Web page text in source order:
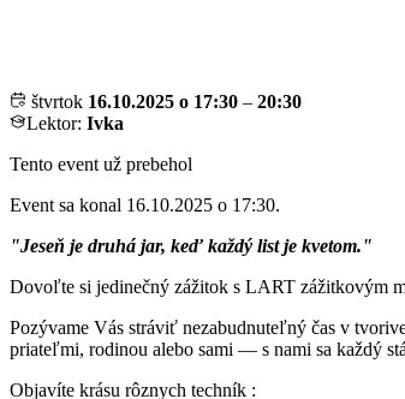
štvrtok 16.10.2025 o 17:30 – 20:30
Lektor: Ivka
Tento event už prebehol
Event sa konal 16.10.2025 o 17:30.
"Jeseň je druhá jar, keď každý list je kvetom."
Dovoľte si jedinečný zážitok s LART zážitkovým
Pozývame Vás stráviť nezabudnuteľný čas v
priateľmi, rodinou alebo sami — s nami sa každý
Objavíte krásu rôznych techník :